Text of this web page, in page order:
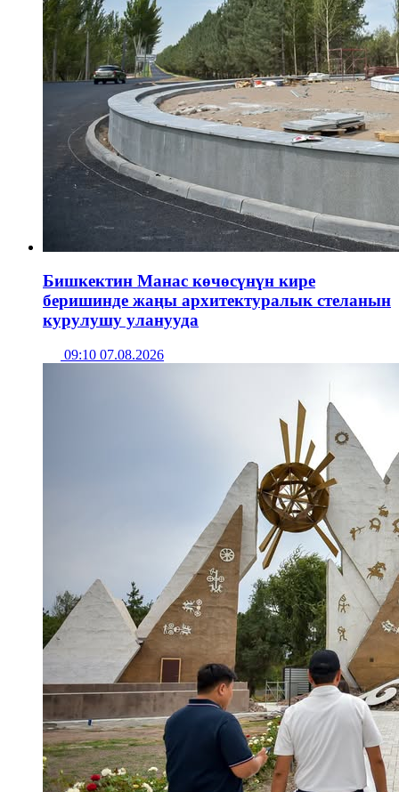
Бишкектин Манас көчөсүнүн кире
беришинде жаңы архитектуралык стеланын
курулушу уланууда
09:10 07.08.2026